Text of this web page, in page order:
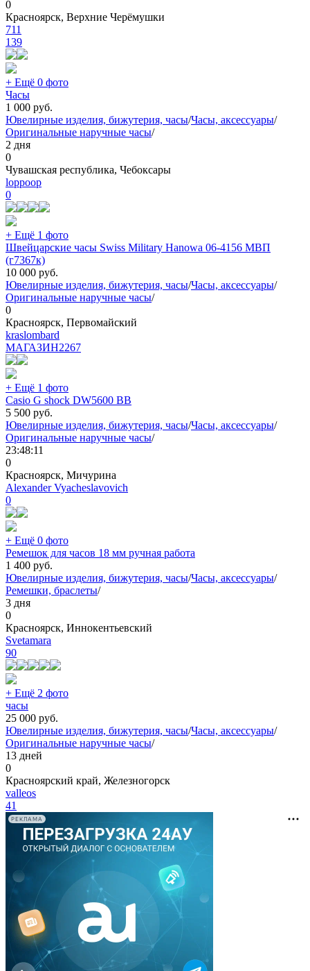
0
Красноярск, Верхние Черёмушки
711
139
+ Ещё 0 фото
Часы
1 000 руб.
Ювелирные изделия, бижутерия, часы/Часы, аксессуары/
Оригинальные наручные часы/
2 дня
0
Чувашская республика, Чебоксары
loppoop
0
+ Ещё 1 фото
Швейцарские часы Swiss Military Hanowa 06-4156 МВП
(г7367к)
10 000 руб.
Ювелирные изделия, бижутерия, часы/Часы, аксессуары/
Оригинальные наручные часы/
0
Красноярск, Первомайский
kraslombard
МАГАЗИН2267
+ Ещё 1 фото
Casio G shock DW5600 BB
5 500 руб.
Ювелирные изделия, бижутерия, часы/Часы, аксессуары/
Оригинальные наручные часы/
23:48:11
0
Красноярск, Мичурина
Alexander Vyacheslavovich
0
+ Ещё 0 фото
Ремешок для часов 18 мм ручная работа
1 400 руб.
Ювелирные изделия, бижутерия, часы/Часы, аксессуары/
Ремешки, браслеты/
3 дня
0
Красноярск, Иннокентьевский
Svetamara
90
+ Ещё 2 фото
часы
25 000 руб.
Ювелирные изделия, бижутерия, часы/Часы, аксессуары/
Оригинальные наручные часы/
13 дней
0
Красноярский край, Железногорск
valleos
41
РЕКЛАМА